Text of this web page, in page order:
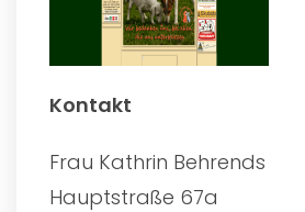
Kontakt
Frau Kathrin Behrends
Hauptstraße 67a